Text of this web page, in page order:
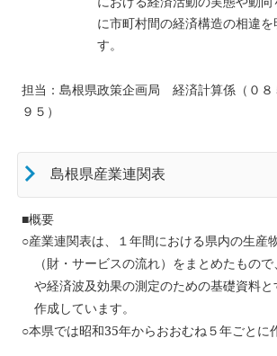
に市町村間の経済構造の相違を
す。
担当：島根県政策企画局 経済計算係（０８
９５）
島根県産業連関表
■概要
○産業連関表は、１年間における県内の生産
（財・サービスの流れ）をまとめたもの
や経済波及効果の測定のための基礎資料
作成しています。
○本県では昭和35年からおおむね５年ごとに